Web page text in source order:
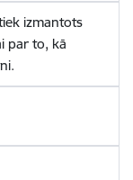
izmantots
par to, kā